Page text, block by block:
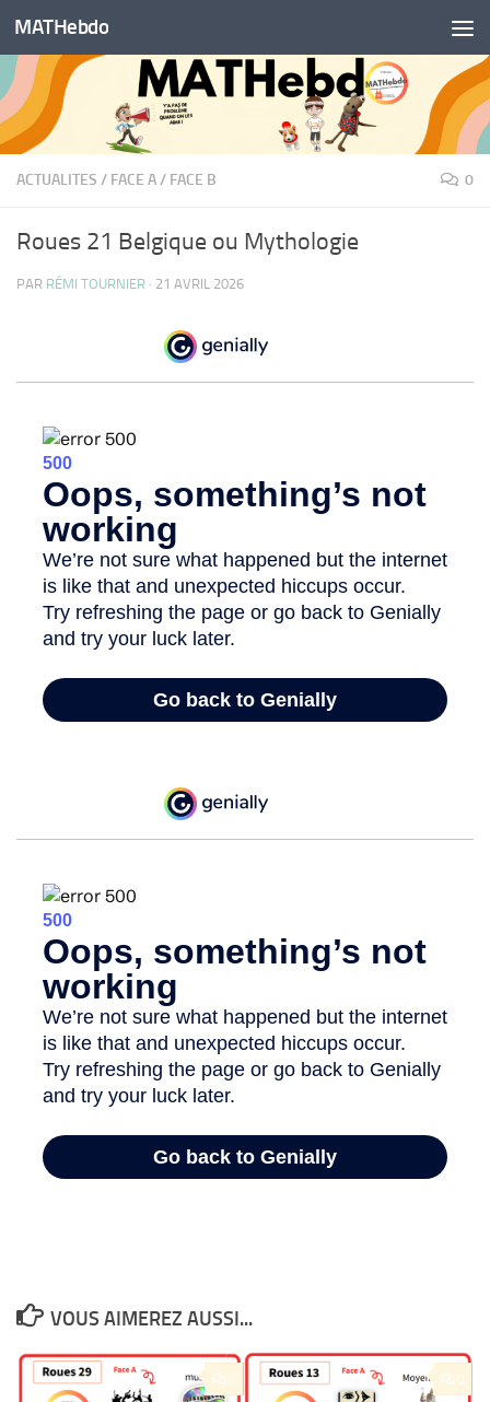
Skip to content
MATHebdo
ACTUALITES / FACE A/ FACE B 0
Roues 21 Belgique ou Mythologie
PAR RÉMI TOURNIER · 21 AVRIL 2026
VOUS AIMEREZ AUSSI...
0 0